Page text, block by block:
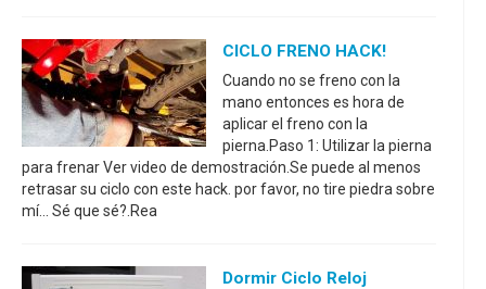
CICLO FRENO HACK!
Cuando no se freno con la
mano entonces es hora de
aplicar el freno con la
pierna.Paso 1: Utilizar la pierna
para frenar Ver video de demostración.Se puede al menos
retrasar su ciclo con este hack. por favor, no tire piedra sobre
mí... Sé que sé?.Rea
Dormir Ciclo Reloj